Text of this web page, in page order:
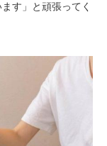
す」と頑張ってく